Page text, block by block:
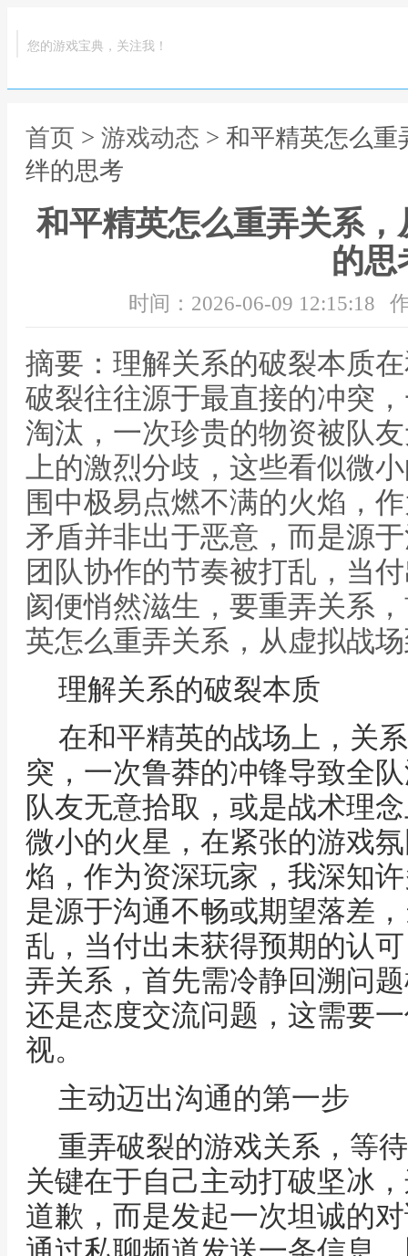
您的游戏宝典，关注我！
首页 > 游戏动态 > 和平精英怎么
绊的思考
和平精英怎么重弄关系
的思
时间：2026-06-09 12:15:18
摘要：理解关系的破裂本质
破裂往往源于最直接的冲突
淘汰，一次珍贵的物资被队
上的激烈分歧，这些看似微
围中极易点燃不满的火焰，
矛盾并非出于恶意，而是源
团队协作的节奏被打乱，当
阂便悄然滋生，要重弄关系
英怎么重弄关系，从虚拟战
理解关系的破裂本质
在和平精英的战场上，关
突，一次鲁莽的冲锋导致全
队友无意拾取，或是战术理
微小的火星，在紧张的游戏
焰，作为资深玩家，我深知
是源于沟通不畅或期望落差
乱，当付出未获得预期的认
弄关系，首先需冷静回溯问
还是态度交流问题，这需要
视。
主动迈出沟通的第一步
重弄破裂的游戏关系，等
关键在于自己主动打破坚冰
道歉，而是发起一次坦诚的